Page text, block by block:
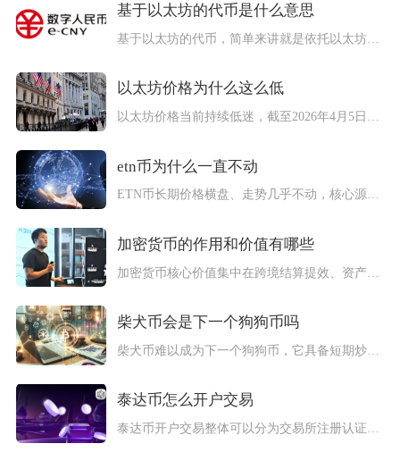
基于以太坊的代币是什么意思
以太坊价格为什么这么低
以太坊价格当前持续低迷，截至2026年4月5日徘徊在2050...
etn币为什么一直不动
ETN币长期价格横盘、走势几乎不动，核心源于流动性枯竭、筹码...
加密货币的作用和价值有哪些
加密货币核心价值集中在跨境结算提效、资产保值避险、普惠金融落...
柴犬币会是下一个狗狗币吗
柴犬币难以成为下一个狗狗币，它具备短期炒作爆发力与更强的生态...
泰达币怎么开户交易